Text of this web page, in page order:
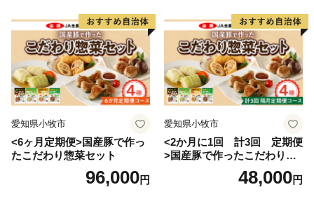
愛知県小牧市
<6ヶ月定期便>国産豚で作っ
たこだわり惣菜セット
96,000円
愛知県小牧市
<2か月に1回 計3回 定期便
>国産豚で作ったこだわり惣
48,000円